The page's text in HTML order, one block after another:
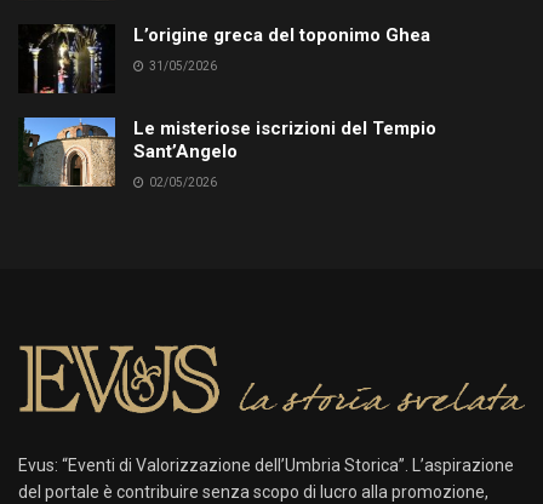
L’origine greca del toponimo Ghea
31/05/2026
Le misteriose iscrizioni del Tempio
Sant’Angelo
02/05/2026
Evus: “Eventi di Valorizzazione dell’Umbria Storica”. L’aspirazione
del portale è contribuire senza scopo di lucro alla promozione,